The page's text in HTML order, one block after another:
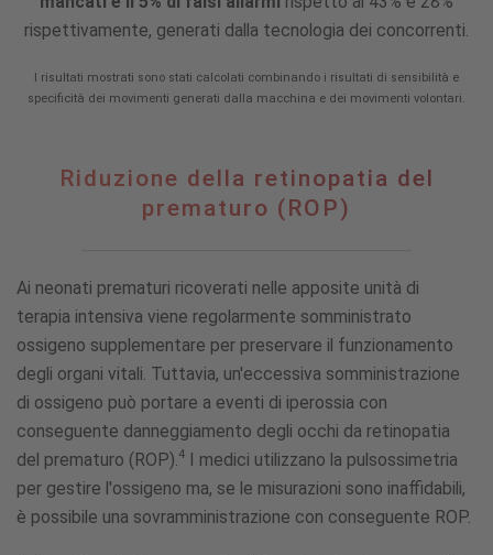
rispettivamente, generati dalla tecnologia dei concorrenti.
I risultati mostrati sono stati calcolati combinando i risultati di sensibilità e
specificità dei movimenti generati dalla macchina e dei movimenti volontari.
Riduzione
(ROP)
Riduzione della retinopatia del
prematuro (ROP)
Ai neonati prematuri ricoverati nelle apposite unità di
terapia intensiva viene regolarmente somministrato
ossigeno supplementare per preservare il funzionamento
degli organi vitali. Tuttavia, un'eccessiva somministrazione
di ossigeno può portare a eventi di iperossia con
conseguente danneggiamento degli occhi da retinopatia
del prematuro (ROP).4 I medici utilizzano la pulsossimetria
per gestire l'ossigeno ma, se le misurazioni sono inaffidabili,
è possibile una sovramministrazione con conseguente ROP.